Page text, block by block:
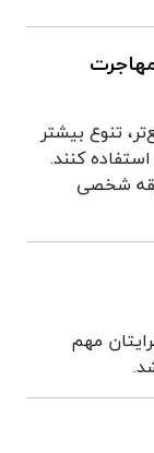
تنوع بیشتر
کنند.
شخصی
مهم